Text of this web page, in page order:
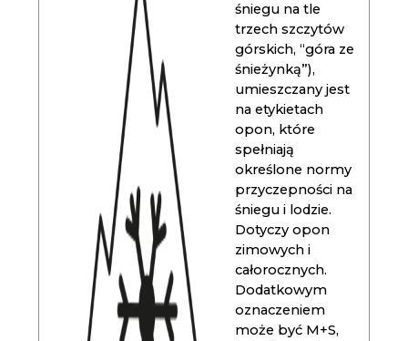
śniegu na tle
trzech szczytów
górskich, “góra ze
śnieżynką”),
umieszczany jest
na etykietach
opon, które
spełniają
określone normy
przyczepności na
śniegu i lodzie.
Dotyczy opon
zimowych i
całorocznych.
Dodatkowym
oznaczeniem
może być M+S,